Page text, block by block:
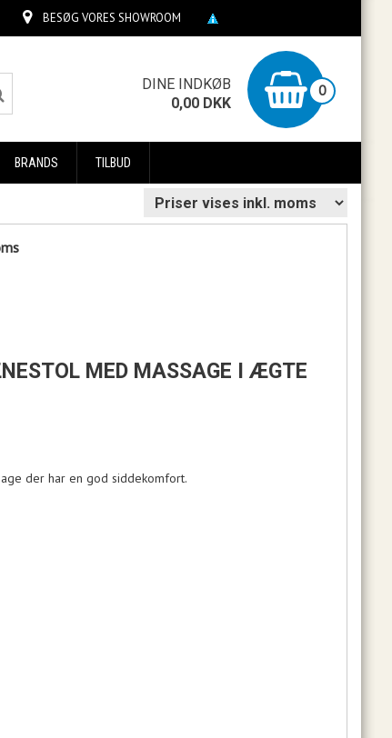
BESØG VORES SHOWROOM
DINE INDKØB 0
0,00 DKK
BRANDS TILBUD
MED MASSAGE I ÆGTE
der har en god siddekomfort.